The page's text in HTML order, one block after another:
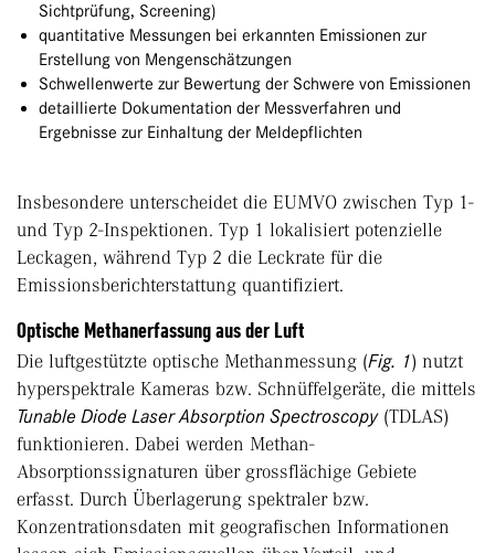
Sichtprüfung, Screening)
quantitative Messungen bei erkannten Emissionen zur
Erstellung von Mengenschätzungen
Schwellenwerte zur Bewertung der Schwere von Emissionen
detaillierte Dokumentation der Messverfahren und
Ergebnisse zur Einhaltung der Meldepflichten
Insbesondere unterscheidet die EUMVO zwischen Typ 1-
und Typ 2-Inspektionen. Typ 1 lokalisiert potenzielle
Leckagen, während Typ 2 die Leckrate für die
Emissionsberichterstattung quantifiziert.
Optische Methanerfassung aus der Luft
Die luftgestützte optische Methanmessung (Fig. 1) nutzt
hyperspektrale Kameras bzw. Schnüffelgeräte, die mittels
Tunable Diode Laser Absorption Spectroscopy(TDLAS)
funktionieren. Dabei werden Methan-
Absorptionssignaturen über grossflächige Gebiete
erfasst. Durch Überlagerung spektraler bzw.
Konzentrationsdaten mit geografischen Informationen